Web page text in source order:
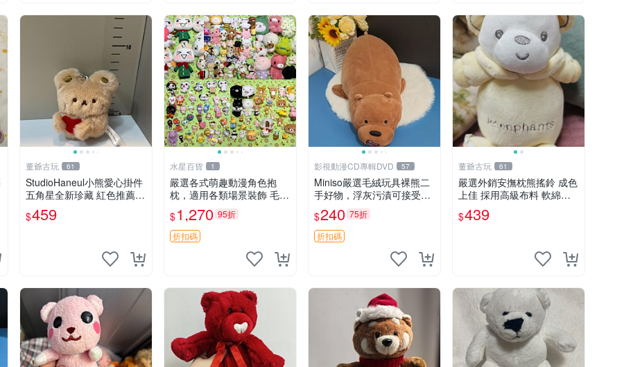
董爺古玩 61
StudioHaneul小熊愛心掛件
五角星全新珍藏 紅色推薦收
藏 玩具掛飾 掛件 新品
$459
水星百貨 1
嚴選各式萌趣動漫角色抱
枕，適用各類場景裝飾 毛絨
玩具、卡通抱枕、趣味玩偶
$1,270 95折
折扣碼
影視動漫CD專輯DVD 57
Miniso嚴選毛絨玩具裸熊二
手好物，浮灰污漬可接受。
請詳閱照片再下單，售出不
退不換。全新品相收藏推
薦。 裸熊 毛絨玩具 收藏
$240 75折
折扣碼
董爺古玩 61
嚴選外銷安撫枕熊搖鈴 成色
上佳 採用高級布料 軟綿適
合收藏 安心選購 安撫枕 熊
玩具 搖鈴
$439